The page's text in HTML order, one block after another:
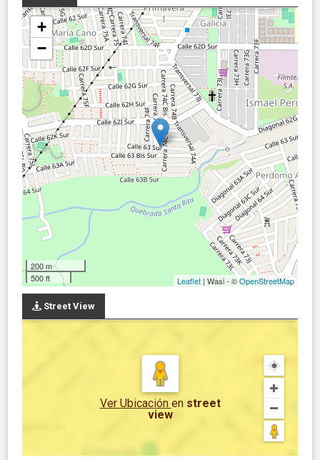
+
−
200 m
500 ft
Leaflet | Wasi - ©OpenStreetMap
Street View
Ver Ubicación en street
view